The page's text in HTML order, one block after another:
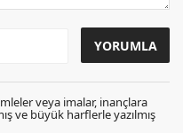
veya imalar, inançlara
ve büyük harflerle yazılmış